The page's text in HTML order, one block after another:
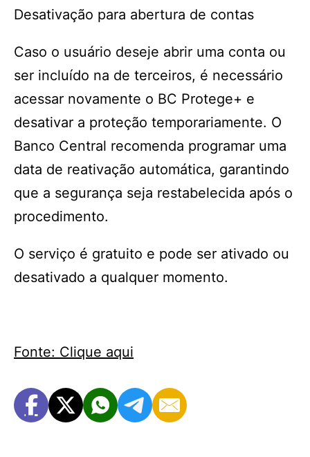
Desativação para abertura de contas
Caso o usuário deseje abrir uma conta ou
ser incluído na de terceiros, é necessário
acessar novamente o BC Protege+ e
desativar a proteção temporariamente. O
Banco Central recomenda programar uma
data de reativação automática, garantindo
que a segurança seja restabelecida após o
procedimento.
O serviço é gratuito e pode ser ativado ou
desativado a qualquer momento.
Fonte: Clique aqui